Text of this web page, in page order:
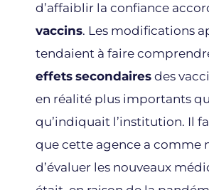
d’affaiblir la confiance
vaccins. Les modifications
tendaient à faire
effets secondaires des
en réalité plus importants
qu’indiquait l’institution. Il
que cette agence a comme
d’évaluer les nouveaux